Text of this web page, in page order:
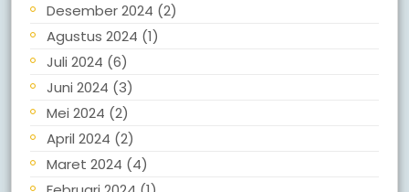
Desember 2024 (2)
Agustus 2024 (1)
Juli 2024 (6)
Juni 2024 (3)
Mei 2024 (2)
April 2024 (2)
Maret 2024 (4)